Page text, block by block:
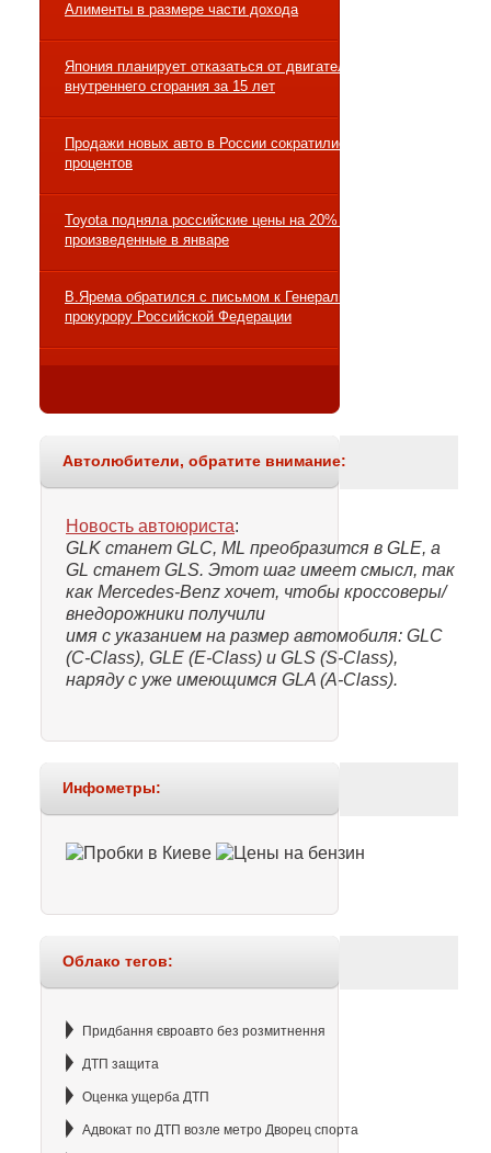
Алименты в размере части дохода
Япония планирует отказаться от двигателей
внутреннего сгорания за 15 лет
Продажи новых авто в России сократились на 10
процентов
Toyota подняла российские цены на 20% на авто,
произведенные в январе
В.Ярема обратился с письмом к Генеральному
прокурору Российской Федерации
Автолюбители, обратите внимание:
Новость автоюриста:
GLK станет GLC, ML преобразится в GLE, а
GL станет GLS. Этот шаг имеет смысл, так
как Mercedes-Benz хочет, чтобы кроссоверы/
внедорожники получили
имя с указанием на размер автомобиля: GLC
(C-Class), GLE (E-Class) и GLS (S-Class),
наряду с уже имеющимся GLA (A-Class).
Инфометры:
Облако тегов:
Придбання євроавто без розмитнення
ДТП защита
Оценка ущерба ДТП
Адвокат по ДТП возле метро Дворец спорта